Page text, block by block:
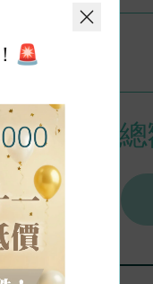
：1 位
🚨